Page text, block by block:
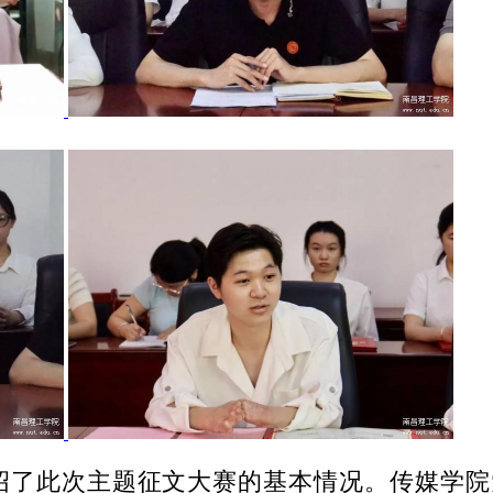
此次主题征文大赛的基本情况。传媒学